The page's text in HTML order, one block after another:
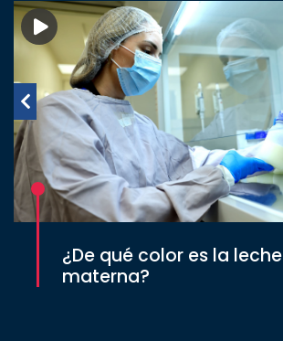
¿De qué color es la leche
materna?